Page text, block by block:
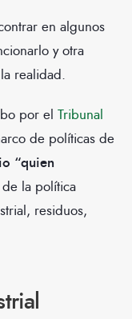
en algunos
y otra
realidad.
por el Tribunal
de políticas de
“quien
la política
residuos,